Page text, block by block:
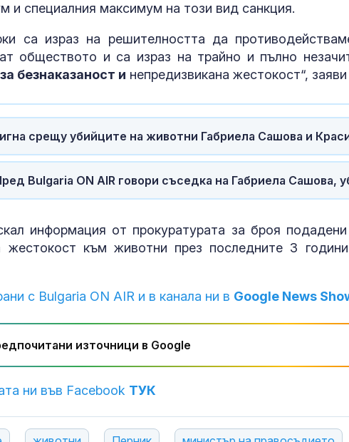
и специалния максимум на този вид санкция.
са израз на решителността да
обществото и са израз на трайно и пълно
безнаказаност и непредизвикана жестокост“, заяви
срещу убийците на животни Габриела Сашова и
Bulgaria ON AIR говори съседка на Габриела Сашова,
информация от прокуратурата за броя подадени
жестокост към животни през последните 3
с Bulgaria ON AIR и в канала ни в Google News
източници в Google
ни във Facebook ТУК